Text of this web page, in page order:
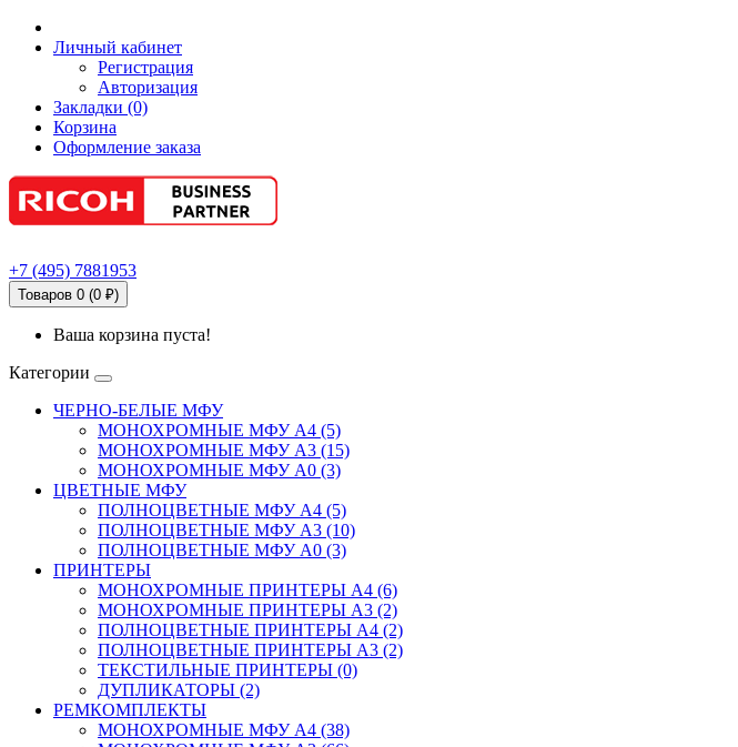
Личный кабинет
Регистрация
Авторизация
Закладки (0)
Корзина
Оформление заказа
+7 (495) 7881953
Товаров 0 (0 ₽)
Ваша корзина пуста!
Категории
ЧЕРНО-БЕЛЫЕ МФУ
МОНОХРОМНЫЕ МФУ А4 (5)
МОНОХРОМНЫЕ МФУ А3 (15)
МОНОХРОМНЫЕ МФУ А0 (3)
ЦВЕТНЫЕ МФУ
ПОЛНОЦВЕТНЫЕ МФУ А4 (5)
ПОЛНОЦВЕТНЫЕ МФУ А3 (10)
ПОЛНОЦВЕТНЫЕ МФУ А0 (3)
ПРИНТЕРЫ
МОНОХРОМНЫЕ ПРИНТЕРЫ А4 (6)
МОНОХРОМНЫЕ ПРИНТЕРЫ А3 (2)
ПОЛНОЦВЕТНЫЕ ПРИНТЕРЫ А4 (2)
ПОЛНОЦВЕТНЫЕ ПРИНТЕРЫ А3 (2)
ТЕКСТИЛЬНЫЕ ПРИНТЕРЫ (0)
ДУПЛИКАТОРЫ (2)
РЕМКОМПЛЕКТЫ
МОНОХРОМНЫЕ МФУ А4 (38)